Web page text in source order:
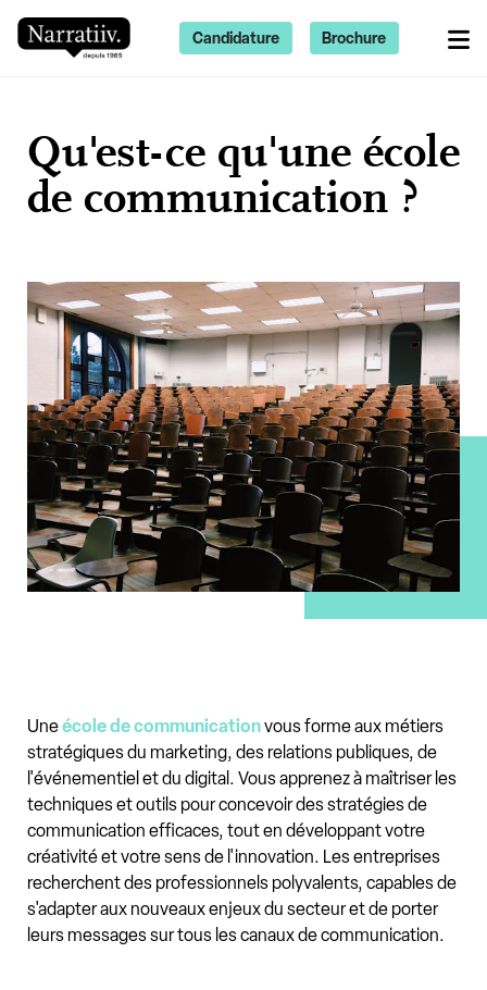
Qu'est-ce qu'une école
de communication ?
Uneécole de communicationvous forme aux métiers
stratégiques du marketing, des relations publiques, de
l'événementiel et du digital. Vous apprenez à maîtriser les
techniques et outils pour concevoir des stratégies de
communication efficaces, tout en développant votre
créativité et votre sens de l'innovation. Les entreprises
recherchent des professionnels polyvalents, capables de
s'adapter aux nouveaux enjeux du secteur et de porter
leurs messages sur tous les canaux de communication.
Candidature Brochure